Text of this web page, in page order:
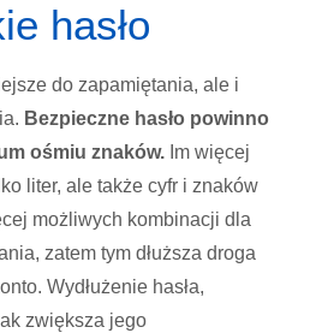
hasło
do zapamiętania, ale i
Bezpieczne hasło powinno
ośmiu znaków. Im więcej
liter, ale także cyfr i znaków
możliwych kombinacji dla
zatem tym dłuższa droga
Wydłużenie hasła,
zwiększa jego